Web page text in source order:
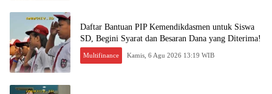
Daftar Bantuan PIP Kemendikdasmen untuk Siswa
SD, Begini Syarat dan Besaran Dana yang Diterima!
Multifinance Kamis, 6 Agu 2026 13:19 WIB